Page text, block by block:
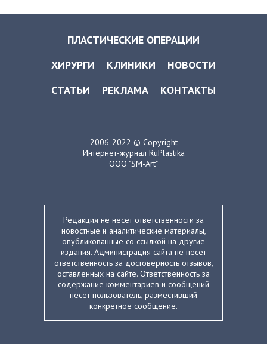
ПЛАСТИЧЕСКИЕ ОПЕРАЦИИ
ХИРУРГИ
КЛИНИКИ
НОВОСТИ
СТАТЬИ
РЕКЛАМА КОНТАКТЫ
2006-2022 © Copyright
Интернет-журнал RuPlastika
ООО "SM-Art"
Редакция не несет ответственности за
новостные и аналитические материалы,
опубликованные со ссылкой на другие
издания. Администрация сайта не несет
ответственность за достоверность отзывов,
оставленных на сайте. Ответственность за
содержание комментариев и сообщений
несет пользователь, разместивший
конкретное сообщение.